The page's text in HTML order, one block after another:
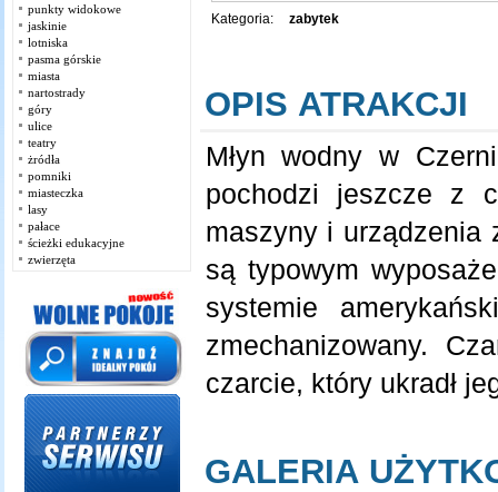
punkty widokowe
jaskinie
lotniska
pasma górskie
miasta
nartostrady
góry
ulice
teatry
żródła
pomniki
miasteczka
lasy
pałace
ścieżki edukacyjne
zwierzęta
Kategoria: zabytek
OPIS ATRAKCJI
Młyn wodny w
pochodzi jeszcze z
maszyny i urządzenia
są typowym
systemie
zmechanizowany.
czarcie, który ukradł
GALERIA